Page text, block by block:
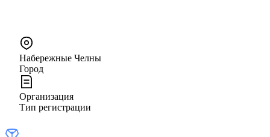
Набережные Челны
Город
Организация
Тип регистрации